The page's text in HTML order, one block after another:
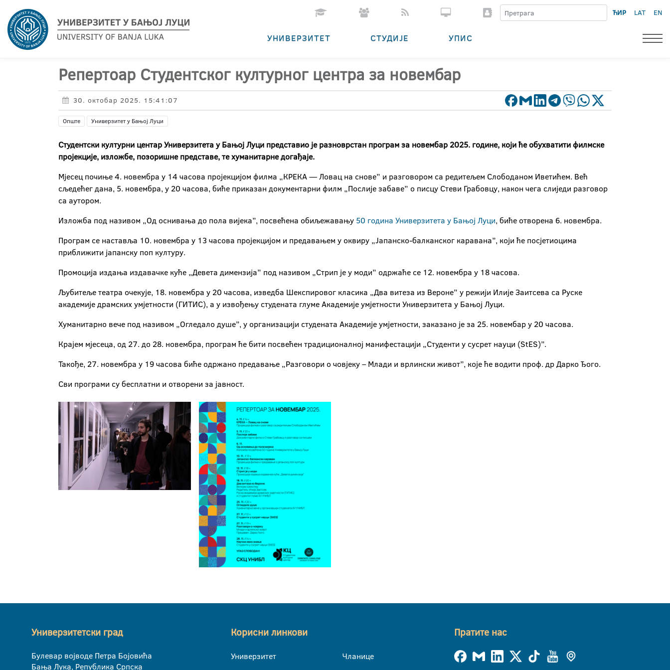
ЋИР LAT EN
УНИВЕРЗИТЕТ СТУДИЈЕ УПИС
Репертоар Студентског културног центра за новембар
30. октобар 2025. 15:41:07
Опште Универзитет у Бањој Луци
Студентски културни центар Универзитета у Бањој Луци представио је разноврстан програм за новембар 2025. године, који ће обухватити филмске
пројекције, изложбе, позоришне представе, те хуманитарне догађаје.
Мјесец почиње 4. новембра у 14 часова пројекцијом филма „КРЕКА — Ловац на снове” и разговором са редитељем Слободаном Иветићем. Већ
сљедећег дана, 5. новембра, у 20 часова, биће приказан документарни филм „Послије забаве” о писцу Стеви Грабовцу, након чега слиједи разговор
са аутором.
Изложба под називом „Од оснивања до пола вијека”, посвећена обиљежавању 50 година Универзитета у Бањој Луци, биће отворена 6. новембра.
Програм се наставља 10. новембра у 13 часова пројекцијом и предавањем у оквиру „Јапанско-балканског каравана”, који ће посјетиоцима
приближити јапанску поп културу.
Промоција издања издавачке куће „Девета димензија” под називом „Стрип је у моди” одржаће се 12. новембра у 18 часова.
Љубитеље театра очекује, 18. новембра у 20 часова, изведба Шекспировог класика „Два витеза из Вероне” у режији ИлијеЗаитсева са Руске
академије драмских умјетности (ГИТИС), а у извођењу студената глуме Академије умјетности Универзитета у Бањој Луци.
Хуманитарно вече под називом „Огледало душе”, у организацији студената Академије умјетности, заказано је за 25. новембар у 20 часова.
Крајем мјесеца, од 27. до 28. новембра, програм ће бити посвећен традиционалној манифестацији „Студенти у сусрет науци (StES)”.
Такође, 27. новембра у 19 часова биће одржано предавање „Разговори о човјеку – Млади и врлински живот”, које ће водити проф. др Дарко Ђого.
Сви програми су бесплатни и отворени за јавност.
Универзитетски град
Булевар војводе Петра Бојовића
Бања Лука, Република Српска
Корисни линкови
Универзитет Чланице
Пратите нас